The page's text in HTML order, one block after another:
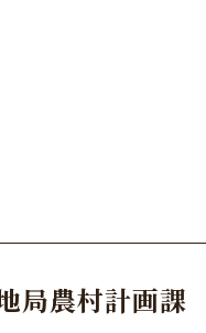
局農村計画課